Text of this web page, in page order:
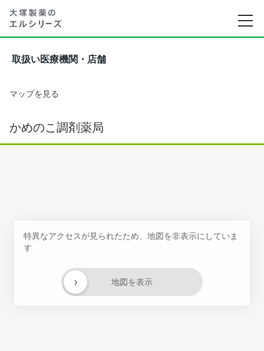
取扱い医療機関・店舗
マップを見る
かめのこ調剤薬局
特異なアクセスが見られたため、地図を非表示にしていま
す
地図を表示
›